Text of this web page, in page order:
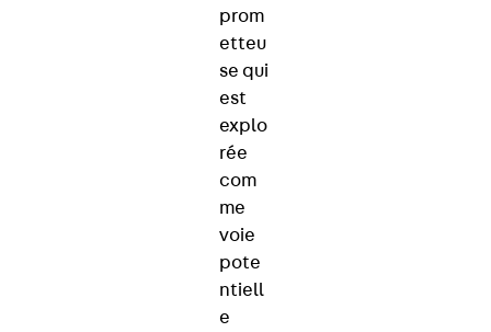
prom
etteu
se qui
est
explo
rée
com
me
voie
pote
ntiell
e